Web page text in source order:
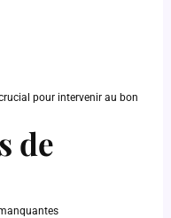
pour intervenir au bon
de